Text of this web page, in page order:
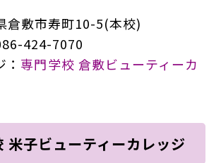
倉敷市寿町10-5(本校)
424-7070
専門学校 倉敷ビューティーカ
米子ビューティーカレッジ